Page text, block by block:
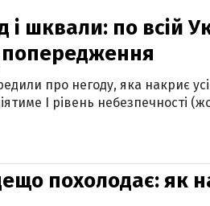
і шквали: по всій
про негоду, яка накриє
І рівень небезпечності
похолодає: як